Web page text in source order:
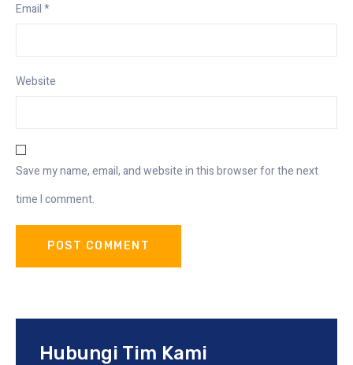
Email*
Website
Save my name, email, and website in this browser for the next
time I comment.
Hubungi Tim Kami